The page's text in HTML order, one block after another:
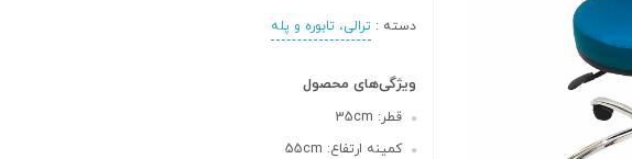
دسته :ترالی، تابوره و پله
ویژگی‌های محصول
قطر: 35cm
کمینه ارتفاع: 55cm